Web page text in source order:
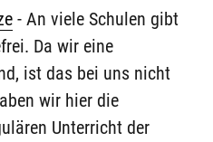
- An viele Schulen gibt
Da wir eine
ist das bei uns nicht
wir hier die
Unterricht der